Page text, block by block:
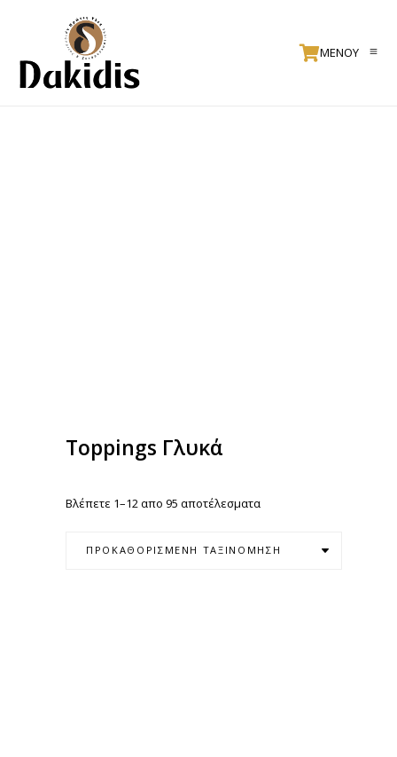
ΜΕΝΟΥ
Toppings Γλυκά
Βλέπετε 1–12 απο 95 αποτέλεσματα
ΠΡΟΚΑΘΟΡΙΣΜΈΝΗ ΤΑΞΙΝΌΜΗΣΗ